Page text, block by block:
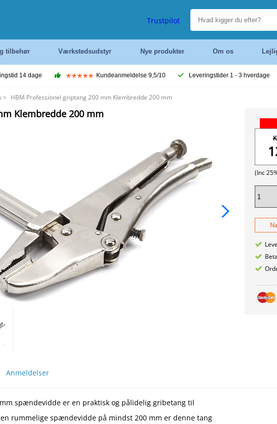
Trustpilot
tilbehør Værkstedsudstyr Nye produkter Om os
14 dage Kundeanmeldelse 9,5/10 Leveringstider 1 - 3 hverdage
> HBM Professionel griptang 200 mm Klembredde 200 mm
Klembredde 200 mm
(Inc
Anmeldelser
spændevidde er en praktisk og pålidelig gribetang til
rummelige spændevidde på mindst 200 mm er denne tang